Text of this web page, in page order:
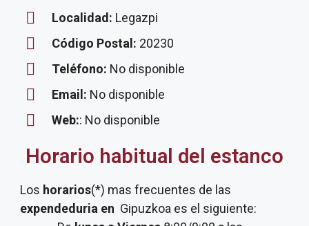
Localidad: Legazpi
Código Postal: 20230
Teléfono: No disponible
Email: No disponible
Web:: No disponible
Horario habitual del estanco
Los horarios(*) mas frecuentes de las
expendeduria en Gipuzkoa es el siguiente: